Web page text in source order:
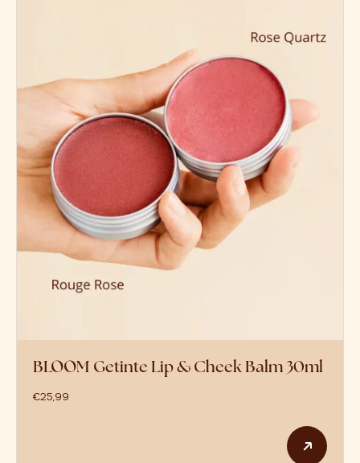
BLOOM Getinte Lip & Cheek Balm 30ml
€25,99
Dit